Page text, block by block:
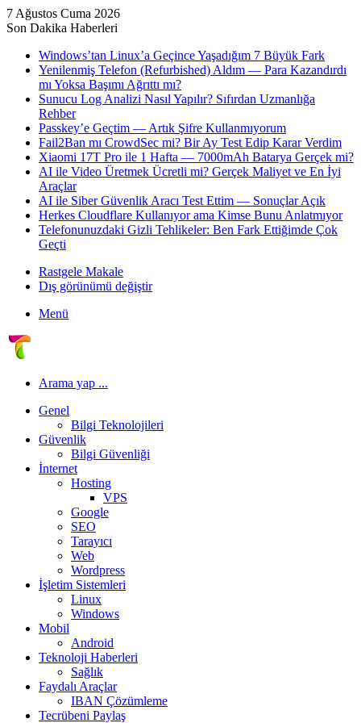
7 Ağustos Cuma 2026
Son Dakika Haberleri
Windows’tan Linux’a Geçince Yaşadığım 7 Büyük Fark
Yenilenmiş Telefon (Refurbished) Aldım — Para Kazandırdı
mı Yoksa Başımı Ağrıttı mı?
Sunucu Log Analizi Nasıl Yapılır? Sıfırdan Uzmanlığa
Rehber
Passkey’e Geçtim — Artık Şifre Kullanmıyorum
Fail2Ban mı CrowdSec mi? Bir Ay Test Edip Karar Verdim
Xiaomi 17T Pro ile 1 Hafta — 7000mAh Batarya Gerçek mi?
AI ile Video Üretmek Ücretli mi? Gerçek Maliyet ve En İyi
Araçlar
AI ile Siber Güvenlik Aracı Test Ettim — Sonuçlar Açık
Herkes Cloudflare Kullanıyor ama Kimse Bunu Anlatmıyor
Telefonunuzdaki Gizli Tehlikeler: Ben Fark Ettiğimde Çok
Geçti
Rastgele Makale
Dış görünümü değiştir
Menü
Arama yap ...
Genel
Bilgi Teknolojileri
Güvenlik
Bilgi Güvenliği
İnternet
Hosting
VPS
Google
SEO
Tarayıcı
Web
Wordpress
İşletim Sistemleri
Linux
Windows
Mobil
Android
Teknoloji Haberleri
Sağlık
Faydalı Araçlar
IBAN Çözümleme
Tecrübeni Paylaş